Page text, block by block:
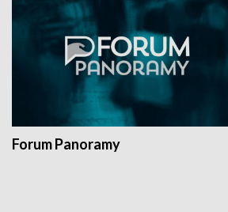
Forum Panoramy